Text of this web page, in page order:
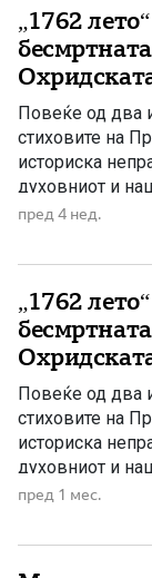
„1762
Повеќе од два
стиховите на
историска
духовниот и
песна за
пред 4 нед.
„1762
Повеќе од два
стиховите на
историска
духовниот и
песна за
пред 1 мес.